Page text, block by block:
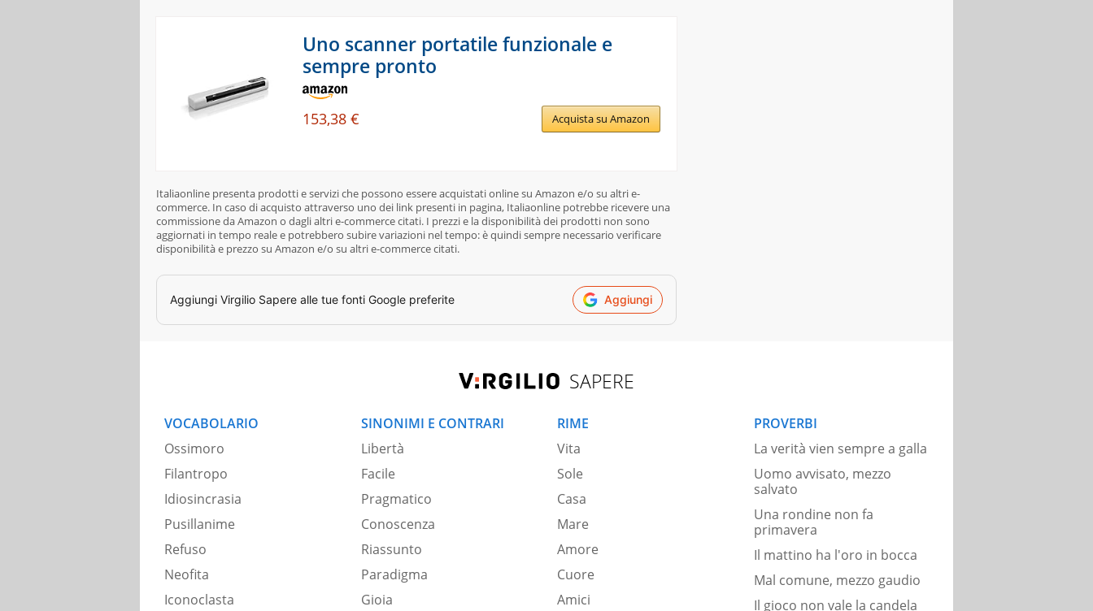
Uno scanner portatile funzionale e
sempre pronto
153,38 € Acquista su Amazon
Italiaonline presenta prodotti e servizi che possono essere acquistati online su Amazon e/o su altri e-
commerce. In caso di acquisto attraverso uno dei link presenti in pagina, Italiaonline potrebbe ricevere una
commissione da Amazon o dagli altri e-commerce citati. I prezzi e la disponibilità dei prodotti non sono
aggiornati in tempo reale e potrebbero subire variazioni nel tempo: è quindi sempre necessario verificare
disponibilità e prezzo su Amazon e/o su altri e-commerce citati.
Aggiungi Virgilio Sapere alle tue fonti Google preferite Aggiungi
SAPERE
VOCABOLARIO
Ossimoro
Filantropo
Idiosincrasia
Pusillanime
Refuso
Neofita
Iconoclasta
SINONIMI E CONTRARI
Libertà
Facile
Pragmatico
Conoscenza
Riassunto
Paradigma
Gioia
RIME
Vita
Sole
Casa
Mare
Amore
Cuore
Amici
PROVERBI
La verità vien sempre a galla
Uomo avvisato, mezzo
salvato
Una rondine non fa
primavera
Il mattino ha l'oro in bocca
Mal comune, mezzo gaudio
Il gioco non vale la candela